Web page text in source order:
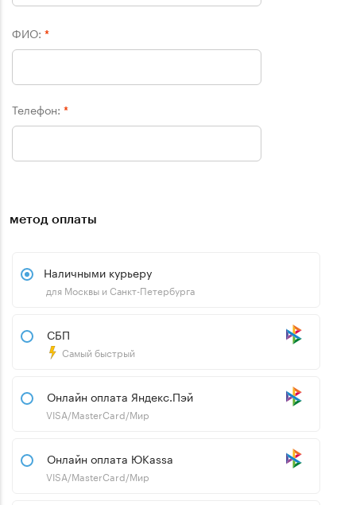
ФИО: *
Телефон: *
метод оплаты
Наличными курьеру
для Москвы и Санкт-Петербурга
СБП
Самый быстрый
Онлайн оплата Яндекс.Пэй
VISA/MasterCard/Мир
Онлайн оплата ЮKassa
VISA/MasterCard/Мир